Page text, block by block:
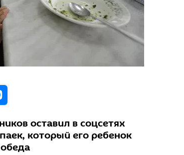
оставил в соцсетях
который его ребенок